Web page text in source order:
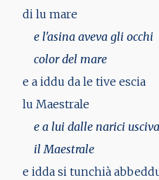
di lu mare
e l'asina aveva gli occhi
color del mare
e a iddu da le tive escia
lu Maestrale
e a lui dalle narici usciva
il Maestrale
e idda si tunchià